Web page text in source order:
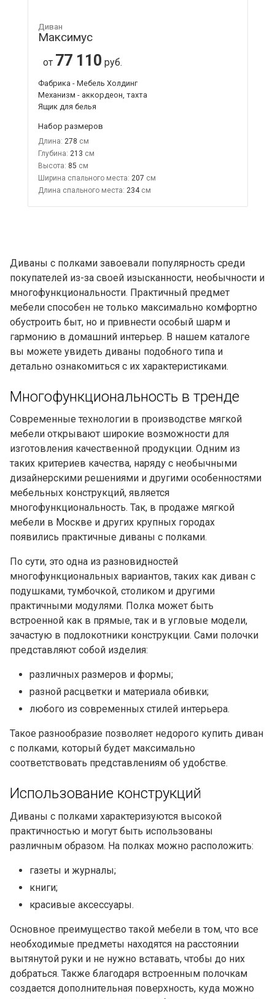
Диван
Максимус
от 77 110 руб.
Фабрика - Мебель Холдинг
Механизм - аккордеон, тахта
Ящик для белья
Набор размеров
Длина: 278
Глубина: 213
Высота: 85
Ширина спального места: 207
Длина спального места: 234
Диваны с полками завоевали популярность среди
покупателей из-за своей изысканности, необычности и
многофункциональности. Практичный предмет
мебели способен не только максимально комфортно
обустроить быт, но и привнести особый шарм и
гармонию в домашний интерьер. В нашем каталоге
вы можете увидеть диваны подобного типа и
детально ознакомиться с их характеристиками.
Многофункциональность в тренде
Современные технологии в производстве мягкой
мебели открывают широкие возможности для
изготовления качественной продукции. Одним из
таких критериев качества, наряду с необычными
дизайнерскими решениями и другими особенностями
мебельных конструкций, является
многофункциональность. Так, в продаже мягкой
мебели в Москве и других крупных городах
появились практичные диваны с полками.
По сути, это одна из разновидностей
многофункциональных вариантов, таких как диван с
подушками, тумбочкой, столиком и другими
практичными модулями. Полка может быть
встроенной как в прямые, так и в угловые модели,
зачастую в подлокотники конструкции. Сами полочки
представляют собой изделия:
различных размеров и формы;
разной расцветки и материала обивки;
любого из современных стилей интерьера.
Такое разнообразие позволяет недорого купить диван
с полками, который будет максимально
соответствовать представлениям об удобстве.
Использование конструкций
Диваны с полками характеризуются высокой
практичностью и могут быть использованы
различным образом. На полках можно расположить:
газеты и журналы;
книги;
красивые аксессуары.
Основное преимущество такой мебели в том, что все
необходимые предметы находятся на расстоянии
вытянутой руки и не нужно вставать, чтобы до них
добраться. Также благодаря встроенным полочкам
создается дополнительная поверхность, куда можно